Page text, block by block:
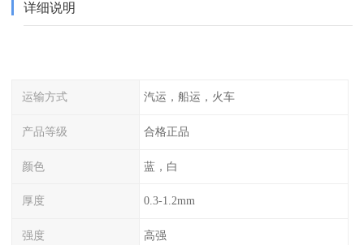
详细说明
运输方式 汽运，船运，火车
产品等级 合格正品
颜色 蓝，白
厚度 0.3-1.2mm
强度 高强